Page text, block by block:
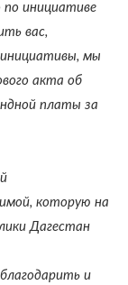
инициативе
вас,
мы
акта об
платы за
которую на
Дагестан
и